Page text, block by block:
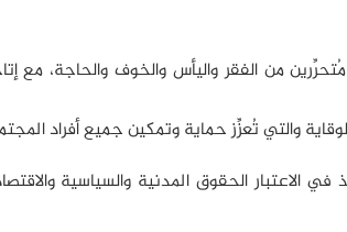
من الفقر واليأس والخوف والحاجة، مع
والتي تُعزِّز حماية وتمكين جميع أفراد
في الاعتبار الحقوق المدنية والسياسية